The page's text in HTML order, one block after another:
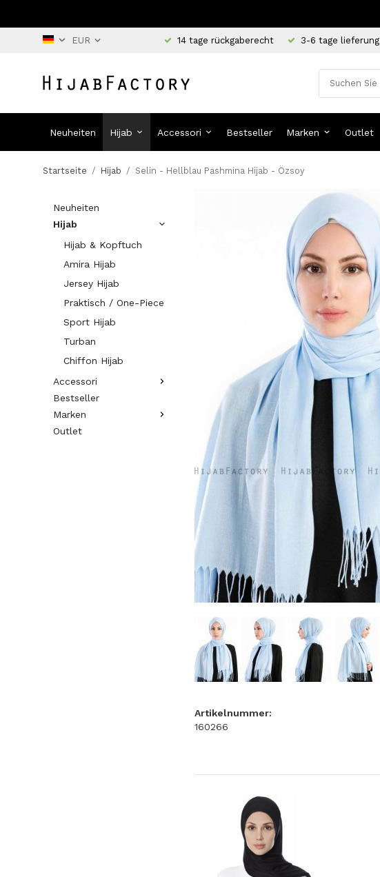
14 tage rückgaberecht 3-6 tage lieferung
Neuheiten Hijab Accessori Bestseller Marken Outlet
Startseite / Hijab / Selin - Hellblau Pashmina Hijab - Özsoy
Neuheiten
Hijab
Hijab & Kopftuch
Amira Hijab
Jersey Hijab
Praktisch / One-Piece
Sport Hijab
Turban
Chiffon Hijab
Accessori
Bestseller
Marken
Outlet
Artikelnummer:
160266